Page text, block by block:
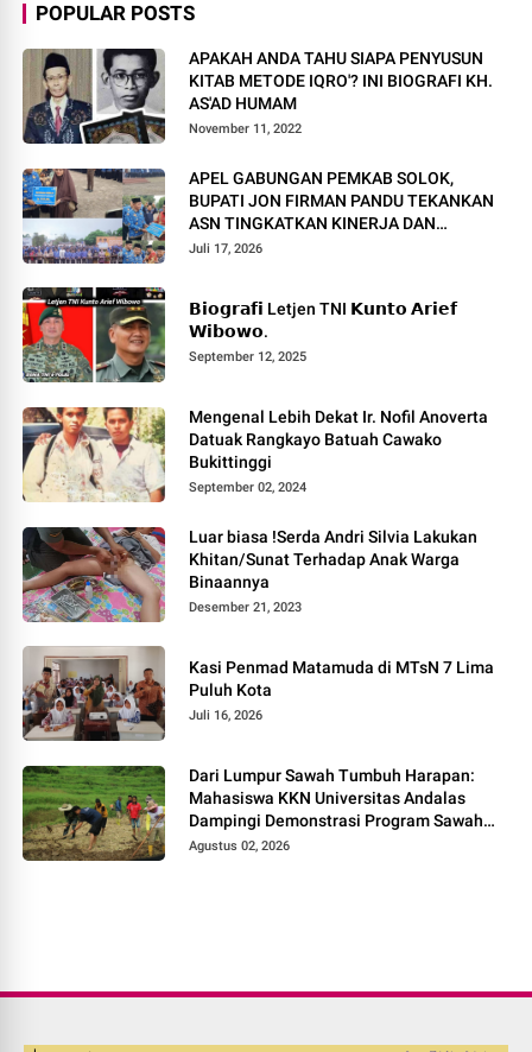
POPULAR POSTS
APAKAH ANDA TAHU SIAPA PENYUSUN
KITAB METODE IQRO'? INI BIOGRAFI KH.
AS'AD HUMAM
November 11, 2022
APEL GABUNGAN PEMKAB SOLOK,
BUPATI JON FIRMAN PANDU TEKANKAN
ASN TINGKATKAN KINERJA DAN
PELAYANAN MASYARAKAT.
Juli 17, 2026
𝗕𝗶𝗼𝗴𝗿𝗮𝗳𝗶 Letjen TNI 𝗞𝘂𝗻𝘁𝗼 𝗔𝗿𝗶𝗲𝗳
𝗪𝗶𝗯𝗼𝘄𝗼.
September 12, 2025
Mengenal Lebih Dekat Ir. Nofil Anoverta
Datuak Rangkayo Batuah Cawako
Bukittinggi
September 02, 2024
Luar biasa !Serda Andri Silvia Lakukan
Khitan/Sunat Terhadap Anak Warga
Binaannya
Desember 21, 2023
Kasi Penmad Matamuda di MTsN 7 Lima
Puluh Kota
Juli 16, 2026
Dari Lumpur Sawah Tumbuh Harapan:
Mahasiswa KKN Universitas Andalas
Dampingi Demonstrasi Program Sawah
Pokok Murah di Jorong Bayua
Agustus 02, 2026